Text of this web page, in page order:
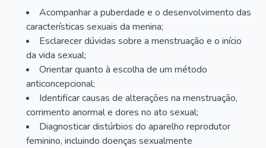
Acompanhar a puberdade e o desenvolvimento das
características sexuais da menina;
Esclarecer dúvidas sobre a menstruação e o início
da vida sexual;
Orientar quanto à escolha de um método
anticoncepcional;
Identificar causas de alterações na menstruação,
corrimento anormal e dores no ato sexual;
Diagnosticar distúrbios do aparelho reprodutor
feminino, incluindo doenças sexualmente